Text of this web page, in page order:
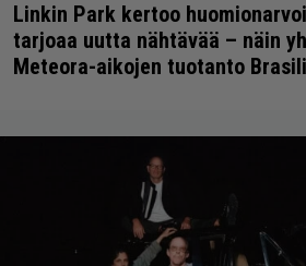
Linkin Park kertoo
tarjoaa uutta nähtävää – näin
Meteora-aikojen tuotanto